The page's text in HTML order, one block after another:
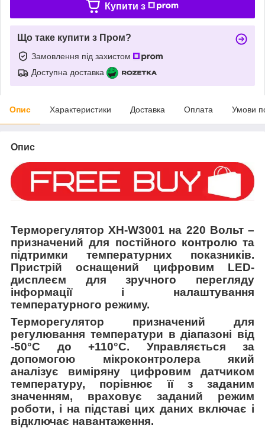
Купити з
Що таке купити з Пром?
Замовлення під захистом
Доступна доставка
Опис Характеристики Доставка Оплата Умови
Опис
Терморегулятор XH-W3001 на 220 Вольт –
призначений для постійного контролю та
підтримки температурних показників.
Пристрій оснащений цифровим LED-
дисплеєм для зручного перегляду
інформації і налаштування
температурного режиму.
Терморегулятор призначений для
регулювання температури в діапазоні від
-50°С до +110°С. Управляється за
допомогою мікроконтролера який
аналізує виміряну цифровим датчиком
температуру, порівнює її з заданим
значенням, враховує заданий режим
роботи, і на підставі цих даних включає і
відключає навантаження.